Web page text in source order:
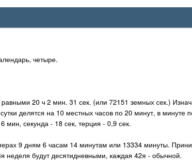
четыре.
20 ч 2 мин. 31 сек. (или 72151 земных сек.)
делятся на 10 местных часов по 20 минут, в минуте
мин, секунда - 18 сек, терция - 0,9 сек.
9 дням 6 часам 14 минутам или 13334 минуты.
неделя будут десятидневными, каждая 42я - обычной.